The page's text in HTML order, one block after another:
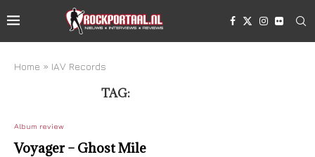
Home » IAV Records
TAG:
Album review
Voyager – Ghost Mile